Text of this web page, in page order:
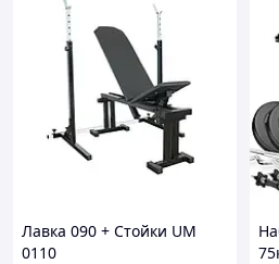
Лавка 090 + Стойки UM
0110